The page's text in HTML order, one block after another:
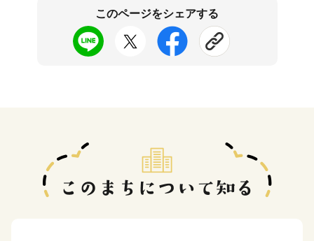
このページをシェアする